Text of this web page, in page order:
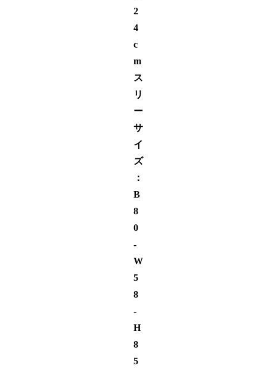
2
4
c
m
ス
リ
ー
サ
イ
ズ
：
B
8
0
-
W
5
8
-
H
8
5